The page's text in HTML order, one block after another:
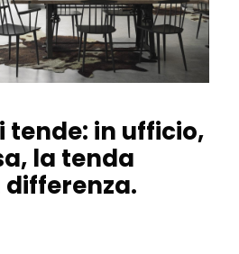
tende: in ufficio,
la tenda